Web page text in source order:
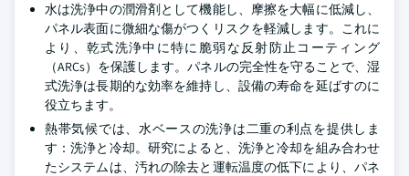
水は洗浄中の潤滑剤として機能し、摩擦を大幅に低減し、
パネル表面に微細な傷がつくリスクを軽減します。これに
より、乾式洗浄中に特に脆弱な反射防止コーティング
（ARCs）を保護します。パネルの完全性を守ることで、湿
式洗浄は長期的な効率を維持し、設備の寿命を延ばすのに
役立ちます。
熱帯気候では、水ベースの洗浄は二重の利点を提供しま
す：洗浄と冷却。研究によると、洗浄と冷却を組み合わせ
たシステムは、汚れの除去と運転温度の低下により、パネ